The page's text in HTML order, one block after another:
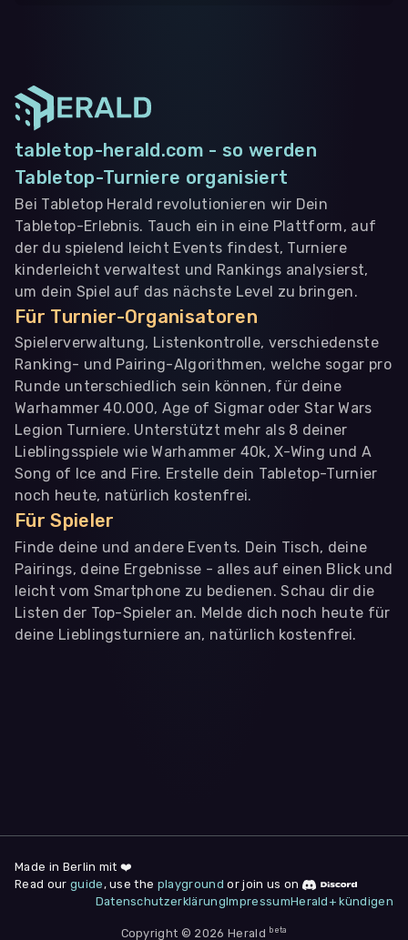
tabletop-herald.com - so werden
Tabletop-Turniere organisiert
Bei Tabletop Herald revolutionieren wir Dein
Tabletop-Erlebnis. Tauch ein in eine Plattform, auf
der du spielend leicht Events findest, Turniere
kinderleicht verwaltest und Rankings analysierst,
um dein Spiel auf das nächste Level zu bringen.
Für Turnier-Organisatoren
Spielerverwaltung, Listenkontrolle, verschiedenste
Ranking- und Pairing-Algorithmen, welche sogar pro
Runde unterschiedlich sein können, für deine
Warhammer 40.000, Age of Sigmar oder Star Wars
Legion Turniere. Unterstützt mehr als 8 deiner
Lieblingsspiele wie Warhammer 40k, X-Wing und A
Song of Ice and Fire. Erstelle dein Tabletop-Turnier
noch heute, natürlich kostenfrei.
Für Spieler
Finde deine und andere Events. Dein Tisch, deine
Pairings, deine Ergebnisse - alles auf einen Blick und
leicht vom Smartphone zu bedienen. Schau dir die
Listen der Top-Spieler an. Melde dich noch heute für
deine Lieblingsturniere an, natürlich kostenfrei.
deine Zustimmung jederzeit unter "
am Seitenende widerrufen.
Nur notwendige
Made in Berlin mit ❤️
Read our guide , use the playground or join us on
DatenschutzerklärungImpressumHerald+ kündigen
Copyright © 2026 Herald beta